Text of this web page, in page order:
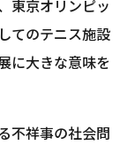
東京オリンピッ
てのテニス施設
に大きな意味を
不祥事の社会問